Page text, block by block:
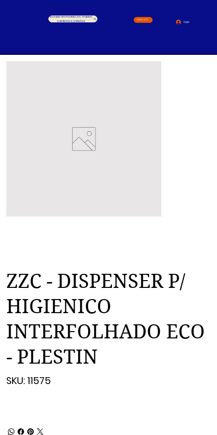
Busque um Produto, ex.: Arquivo,
cardernos, canetas
4000-1517
Login
ZZC - DISPENSER P/
HIGIENICO
INTERFOLHADO ECO
- PLESTIN
SKU:
11575
11575